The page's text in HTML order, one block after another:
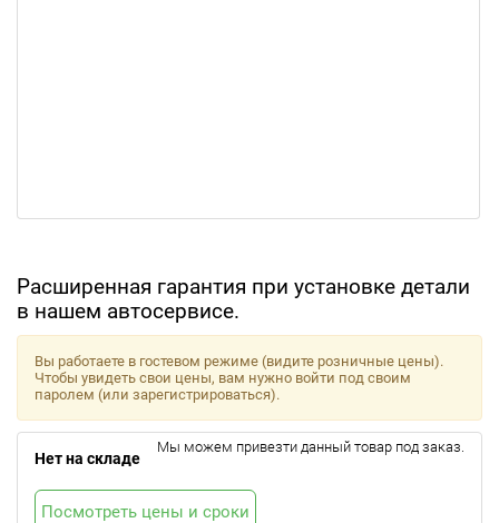
Расширенная гарантия при установке детали
в нашем автосервисе.
Вы работаете в гостевом режиме (видите розничные цены).
Чтобы увидеть свои цены, вам нужно войти под своим
паролем (или зарегистрироваться).
Нет на складе
Мы можем привезти данный товар под заказ.
Посмотреть цены и сроки